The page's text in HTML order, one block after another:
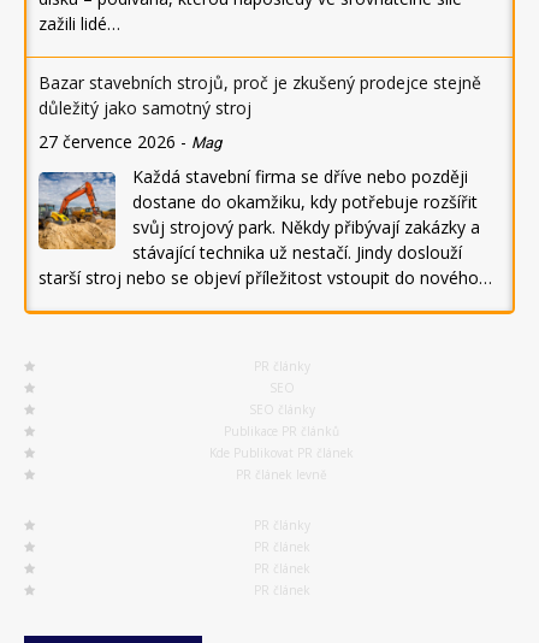
zažili lidé…
Bazar stavebních strojů, proč je zkušený prodejce stejně
důležitý jako samotný stroj
27 července 2026 - Mag
Každá stavební firma se dříve nebo později
dostane do okamžiku, kdy potřebuje rozšířit
svůj strojový park. Někdy přibývají zakázky a
stávající technika už nestačí. Jindy doslouží
starší stroj nebo se objeví příležitost vstoupit do nového…
PR články
SEO
SEO články
Publikace PR článků
Kde Publikovat PR článek
PR článek levně
PR články
PR článek
PR článek
PR článek